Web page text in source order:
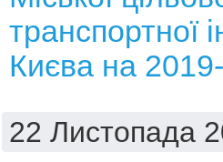
транспортної
Києва на
22 Листопада